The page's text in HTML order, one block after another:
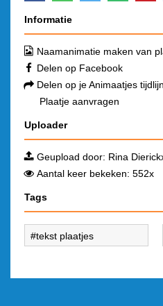
Informatie
Naamanimatie maken van
Delen op Facebook
Delen op je Animaatjes tijdlijn
Plaatje aanvragen
Uploader
Geupload door: Rina
Aantal keer bekeken: 552x
Tags
tekst plaatjes